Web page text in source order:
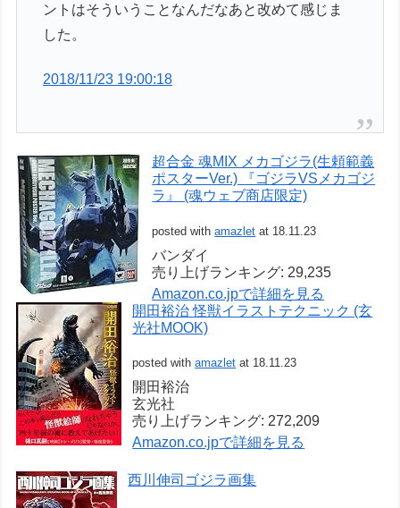
ントはそういうことなんだなあと改めて感じま
した。
2018/11/23 19:00:18
超合金 魂MIX メカゴジラ(生頼範義
ポスターVer.) 『ゴジラVSメカゴジ
ラ』 (魂ウェブ商店限定)
posted withamazlet at 18.11.23
バンダイ
売り上げランキング: 29,235
Amazon.co.jpで詳細を見る
開田裕治 怪獣イラストテクニック (玄
光社MOOK)
posted withamazlet at 18.11.23
開田裕治
玄光社
売り上げランキング: 272,209
Amazon.co.jpで詳細を見る
西川伸司ゴジラ画集